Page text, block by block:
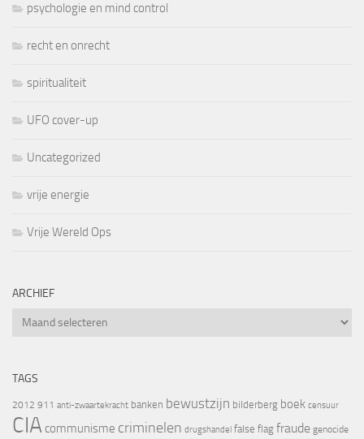
psychologie en mind control
recht en onrecht
spiritualiteit
UFO cover-up
Uncategorized
vrije energie
Vrije Wereld Ops
ARCHIEF
Archief
TAGS
2012 911 anti-zwaartekracht banken bewustzijn bilderberg boek censuur
CIA communisme criminelen drugshandel false flag fraude genocide